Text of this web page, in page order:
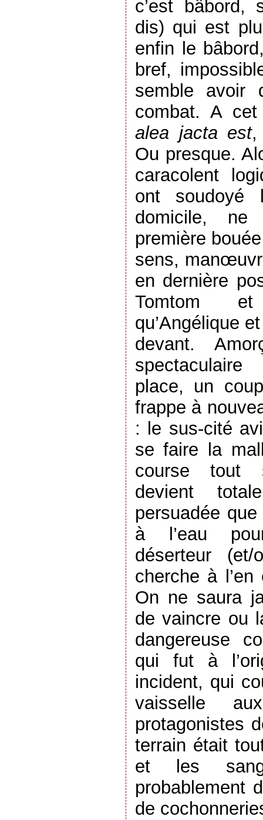
c’est bâbord,
dis) qui est
enfin le
bref,
semble avoir
combat. A
alea jacta est,
Ou presque.
caracolent
ont
domicile, ne
première
sens,
en dernière
Tomtom
qu’Angélique
devant.
place, un
frappe à
: le sus-cité
se faire la
course tout
devient
persuadée
à l’eau
déserteur
cherche à
On ne saura
de vaincre ou
dangereuse
qui fut à
incident, qui
vaisselle
protagonistes
terrain était
et les
probablement
de